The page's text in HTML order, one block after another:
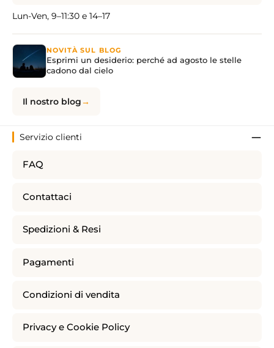
Lun-Ven, 9–11:30 e 14–17
NOVITÀ SUL BLOG
Esprimi un desiderio: perché ad agosto le stelle
cadono dal cielo
Il nostro blog
Servizio clienti
FAQ
Contattaci
Spedizioni & Resi
Pagamenti
Condizioni di vendita
Privacy e Cookie Policy